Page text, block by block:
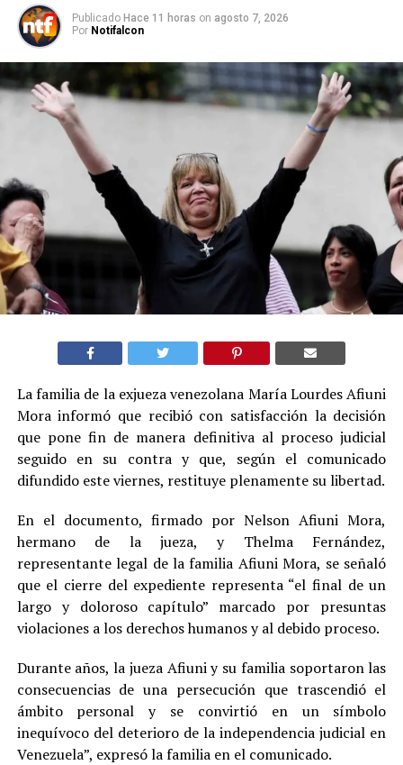
Publicado Hace 11 horas on agosto 7, 2026
Por Notifalcon
La familia de la exjueza venezolana María Lourdes Afiuni
Mora informó que recibió con satisfacción la decisión
que pone fin de manera definitiva al proceso judicial
seguido en su contra y que, según el comunicado
difundido este viernes, restituye plenamente su libertad.
En el documento, firmado por Nelson Afiuni Mora,
hermano de la jueza, y Thelma Fernández,
representante legal de la familia Afiuni Mora, se señaló
que el cierre del expediente representa “el final de un
largo y doloroso capítulo” marcado por presuntas
violaciones a los derechos humanos y al debido proceso.
Durante años, la jueza Afiuni y su familia soportaron las
consecuencias de una persecución que trascendió el
ámbito personal y se convirtió en un símbolo
inequívoco del deterioro de la independencia judicial en
Venezuela”, expresó la familia en el comunicado.